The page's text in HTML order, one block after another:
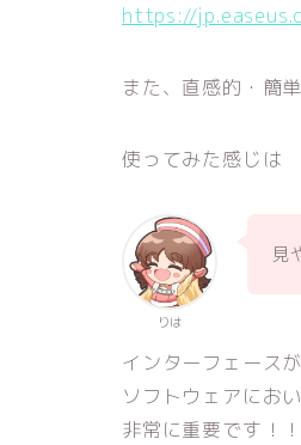
https://
また、直感的・簡
使ってみた感じは
りは
見
インターフェース
ソフトウェアにお
非常に重要です！！